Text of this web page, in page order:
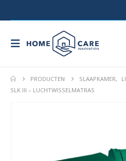
PRODUCTEN SLAAPKAMER,
SLK III – LUCHTWISSELMATRAS